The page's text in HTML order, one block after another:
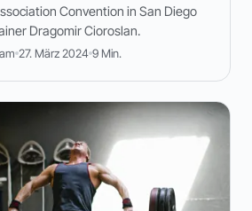
Convention in San Diego
Dragomir Cioroslan.
27. März 2024 9 Min.